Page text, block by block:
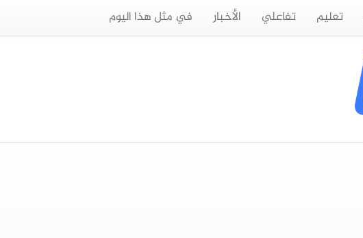
تعليم تفاعلي الأخبار في مثل هذا اليوم